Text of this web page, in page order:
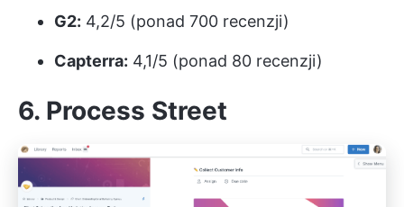
G2: 4,2/5 (ponad 700 recenzji)
Capterra: 4,1/5 (ponad 80 recenzji)
6. Process Street